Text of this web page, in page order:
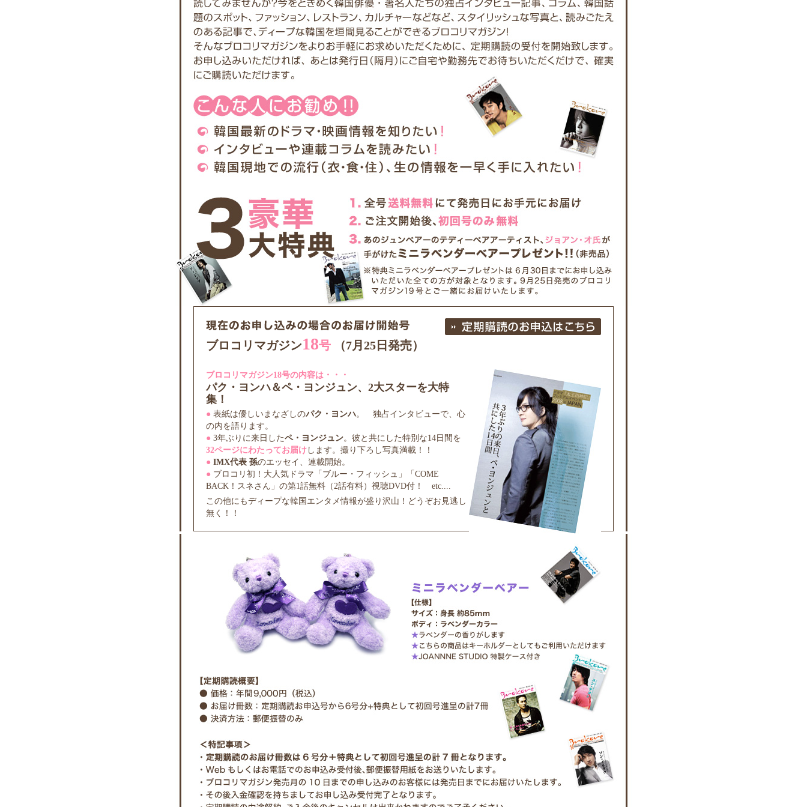
ブロコリマガジン18号 （7月25日発売）
ブロコリマガジン18号の内容は・・・
パク・ヨンハ＆ペ・ヨンジュン、2大スターを大特
集！
● 表紙は優しいまなざしのパク・ヨンハ。 独占インタビューで、心
の内を語ります。
● 3年ぶりに来日したペ・ヨンジュン。彼と共にした特別な14日間を
32ページにわたってお届け します。撮り下ろし写真満載！！
● IMX代表 孫のエッセイ、連載開始。
● ブロコリ初！大人気ドラマ「ブルー・フィッシュ」「COME
BACK！スネさん」の第1話無料（2話有料）視聴DVD付！ etc....
この他にもディープな韓国エンタメ情報が盛り沢山！どうぞお見逃し
無く！！